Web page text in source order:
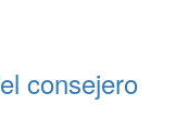
consejero